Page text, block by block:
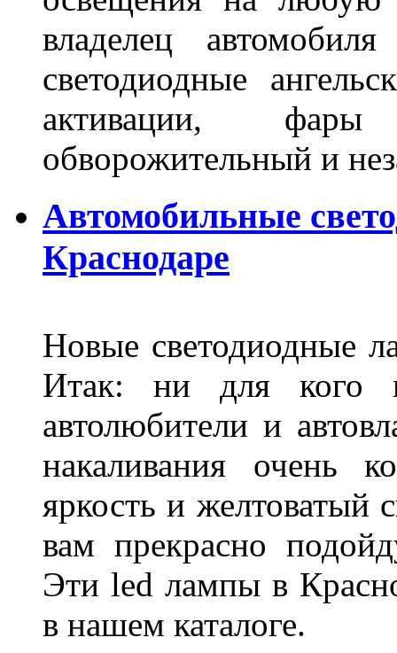
владелец
светодиодные
активации, фары
обворожительный и
Автомобильные
Краснодаре
Новые светодиодные
Итак: ни для кого
автолюбители и
накаливания очень
яркость и желтоватый
вам прекрасно
Эти led лампы в
в нашем каталоге.